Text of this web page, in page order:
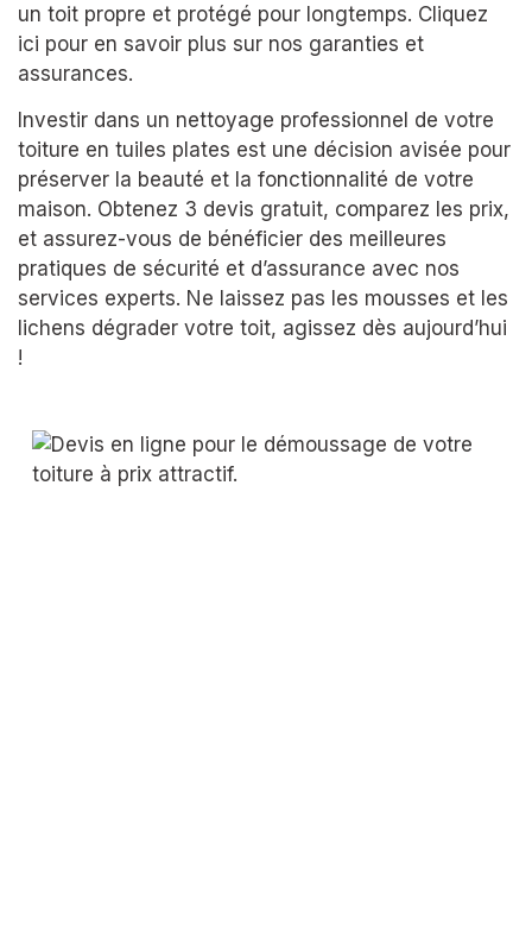
un toit propre et protégé pour longtemps. Cliquez
ici pour en savoir plus sur nos garanties et
assurances.
Investir dans un nettoyage professionnel de votre
toiture en tuiles plates est une décision avisée pour
préserver la beauté et la fonctionnalité de votre
maison. Obtenez 3 devis gratuit, comparez les prix,
et assurez-vous de bénéficier des meilleures
pratiques de sécurité et d’assurance avec nos
services experts. Ne laissez pas les mousses et les
lichens dégrader votre toit, agissez dès aujourd’hui
!